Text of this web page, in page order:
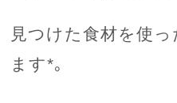
見つけた食材を使
ます*｡